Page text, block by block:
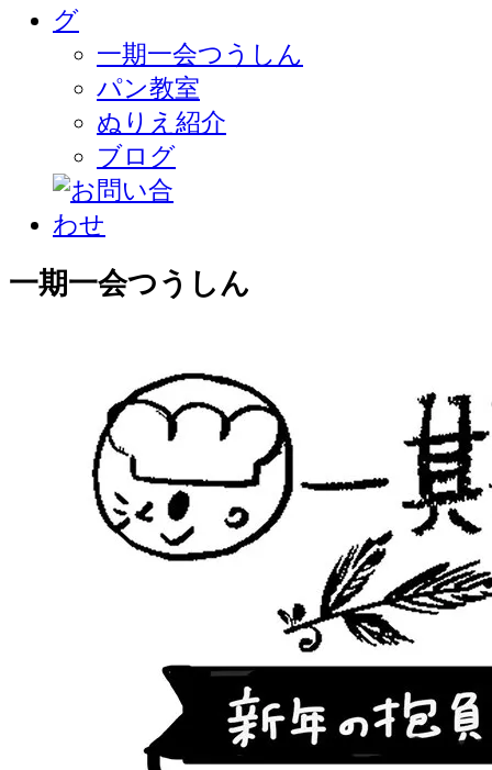
一期一会つうしん
パン教室
ぬりえ紹介
ブログ
一期一会つうしん